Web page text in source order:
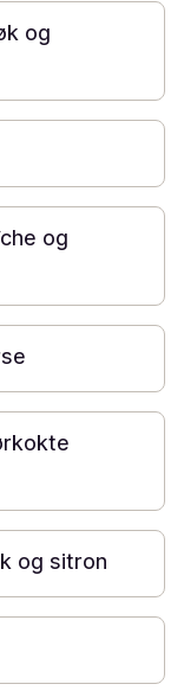
og
og
og sitron